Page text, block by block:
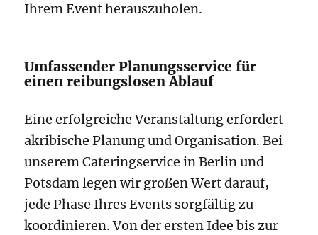
Ihrem Event herauszuholen.
Umfassender Planungsservice für
einen reibungslosen Ablauf
Eine erfolgreiche Veranstaltung erfordert
akribische Planung und Organisation. Bei
unserem Cateringservice in Berlin und
Potsdam legen wir großen Wert darauf,
jede Phase Ihres Events sorgfältig zu
koordinieren. Von der ersten Idee bis zur